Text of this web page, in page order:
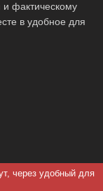
фактическому
в удобное для
через удобный для